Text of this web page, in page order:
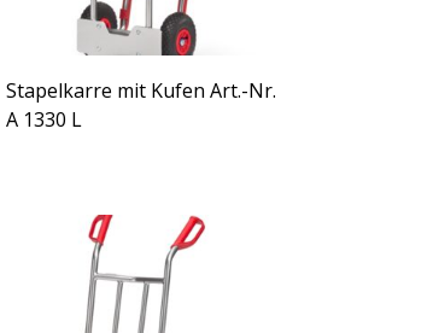
Stapelkarre mit Kufen Art.-Nr.
A 1330 L